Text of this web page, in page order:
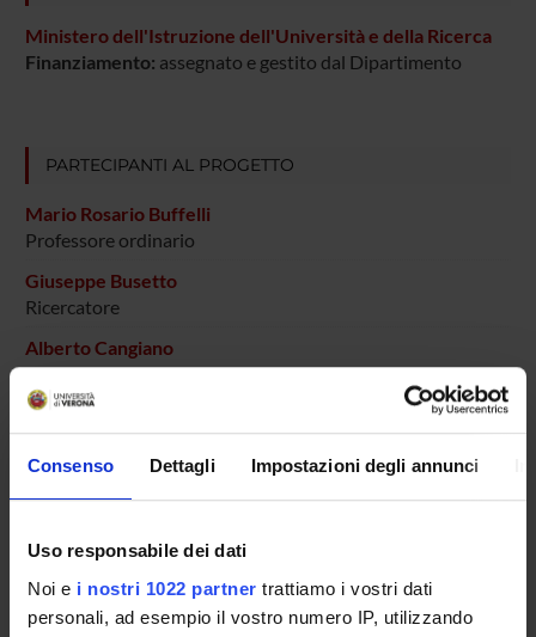
Consenso Dettagli Impostazioni degli annunci
Uso responsabile dei dati
Noi e i nostri 1022 partner trattiamo i vostri dati
personali, ad esempio il vostro numero IP, utilizzando
Ministero dell'Istruzione dell'Università e della Ricerca
Finanziamento: assegnato e gestito dal Dipartimento
PARTECIPANTI AL PROGETTO
Mario Rosario Buffelli
Professore ordinario
Giuseppe Busetto
Ricercatore
Alberto Cangiano
Daniele Molinari
Efrem Pasino
Marco Veronese
Tecnico-Amministrativo
COLLABORATORI ESTERNI